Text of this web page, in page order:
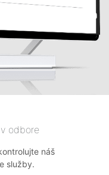
odbore
náš
služby.